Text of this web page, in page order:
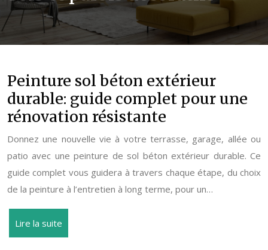
Peinture sol béton extérieur
durable: guide complet pour une
rénovation résistante
Donnez une nouvelle vie à votre terrasse, garage, allée ou
patio avec une peinture de sol béton extérieur durable. Ce
guide complet vous guidera à travers chaque étape, du choix
de la peinture à l’entretien à long terme, pour un…
Lire la suite